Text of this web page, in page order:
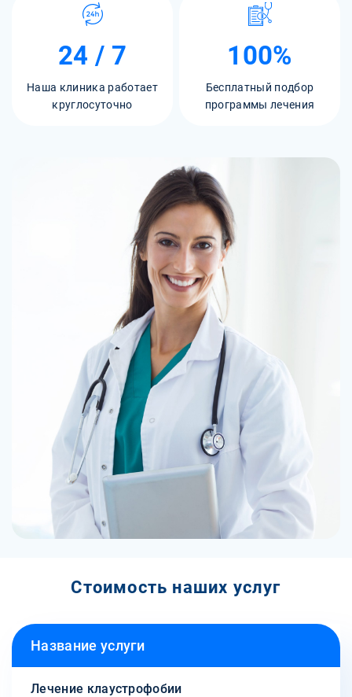
24 / 7
Наша клиника работает
круглосуточно
100%
Бесплатный подбор
программы лечения
Стоимость наших услуг
Название услуги
Лечение клаустрофобии